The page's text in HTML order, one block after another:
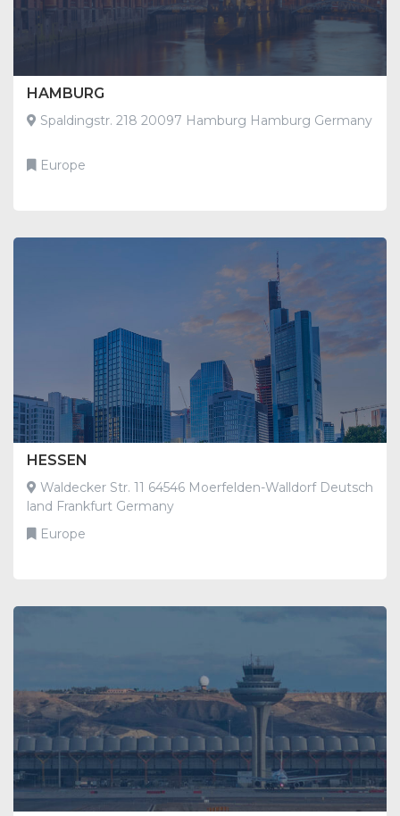
HAMBURG
Spaldingstr. 218 20097 Hamburg Hamburg Germany
Europe
HESSEN
Waldecker Str. 11 64546 Moerfelden-Walldorf Deutsch
land Frankfurt Germany
Europe